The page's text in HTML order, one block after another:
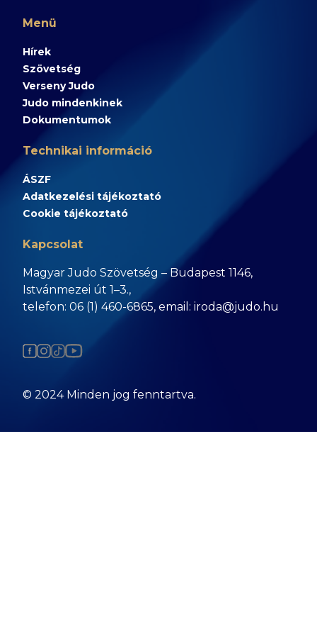
Menü
Hírek
Szövetség
Verseny Judo
Judo mindenkinek
Dokumentumok
Technikai információ
ÁSZF
Adatkezelési tájékoztató
Cookie tájékoztató
Kapcsolat
Magyar Judo Szövetség – Budapest 1146,
Istvánmezei út 1–3.,
telefon: 06 (1) 460-6865, email: iroda@judo.hu
© 2024 Minden jog fenntartva.